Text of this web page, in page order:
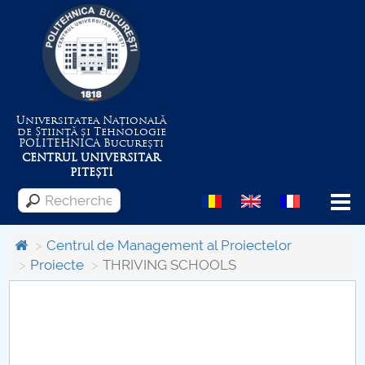
Universitatea Națională
de Știință și Tehnologie
POLITEHNICABucurești
CENTRUL UNIVERSITAR
PITEȘTI
Menu
Despre Universitate
Centrul de Management al Proiectelor
Proiecte
THRIVING SCHOOLS